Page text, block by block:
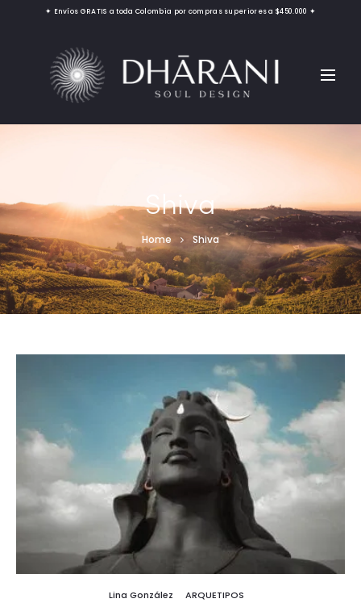
✦ Envíos GRATIS a toda Colombia por compras superiores a $450.000 ✦
Shiva
Home Shiva
Lina González ARQUETIPOS